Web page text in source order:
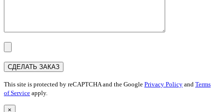
This site is protected by reCAPTCHA and the Google Privacy Policy and Terms
of Service apply.
×